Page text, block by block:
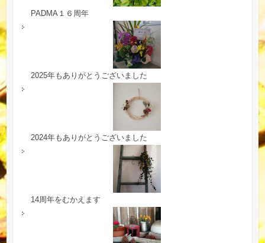
PADMA１６周年
2025年もありがとうございました
2024年もありがとうございました
14周年をむかえます